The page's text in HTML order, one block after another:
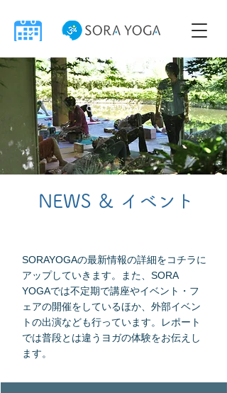
Evebt & Report
NEWS ＆ イベント
​SORAYOGAの最新情報の詳細をコチラに
アップしていきます。また、SORA
YOGAでは不定期で講座やイベント・フ
ェアの開催をしているほか、外部イベン
トの出演なども行っています。レポート
では普段とは違うヨガの体験をお伝えし
ます。